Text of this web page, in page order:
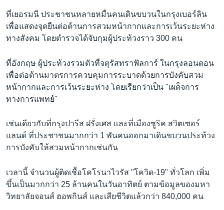
ที่เยอรมนี ประชาชนหลายหมื่นคนเดินขบวนในกรุงเบอร์ลิน
เพื่อแสดงจุดยืนต่อต้านการสวมหน้ากากและการเว้นระยะห่าง
ทางสังคม โดยตำรวจได้จับกุมผู้ประท้วงราว 300 คน
ที่อังกฤษ ผู้ประท้วงรวมตัวที่จตุรัสทราฟัลการ์ ในกรุงลอนดอน
เพื่อต่อต้านมาตรการควบคุมการระบาดด้วยการบังคับสวม
หน้ากากและการเว้นระยะห่าง โดยเรียกว่าเป็น "เผด็จการ
ทางการแพทย์"
เช่นเดียวกับที่กรุงปารีส ฝรั่งเศส และที่เมืองซูริค สวิตเซอร์
แลนด์ ที่ประชาชนมากกว่า 1 พันคนออกมาเดินขบวนประท้วง
การบังคับให้สวมหน้ากากเช่นกัน
เวลานี้ จำนวนผู้ติดเชื้อโคโรนาไวรัส "โควิด-19" ทั่วโลก เพิ่ม
ขึ้นเป็นมากกว่า 25 ล้านคนในวันอาทิตย์ ตามข้อมูลของมหา
วิทยาลัยจอนส์ ฮอพกินส์ และเสียชีวิตแล้วกว่า 840,000 คน